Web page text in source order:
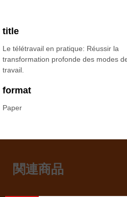
title
Le télétravail en pratique: Réussir la
transformation profonde des modes
travail.
format
Paper
関連商品